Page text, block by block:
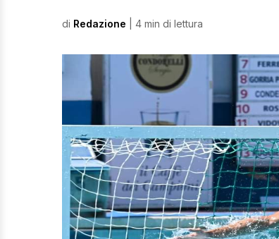
di Redazione | 4 min di lettura